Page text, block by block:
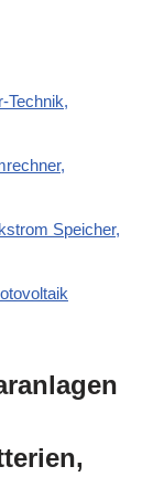
Technik,
Speicher,